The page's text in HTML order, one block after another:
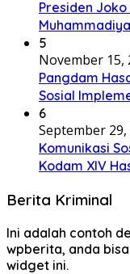
Presiden
5
November 15,
Pangdam
Sosial
6
September 29,
Komunikasi
Kodam XIV
Berita Kriminal
Ini adalah contoh
wpberita, anda
widget ini.